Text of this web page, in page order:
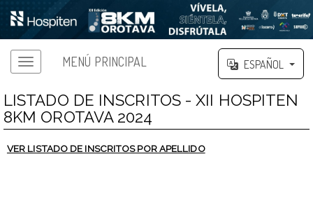
MENÚ PRINCIPAL ESPAÑOL
LISTADO DE INSCRITOS - XII HOSPITEN
8KM OROTAVA 2024
VER LISTADO DE INSCRITOS POR APELLIDO